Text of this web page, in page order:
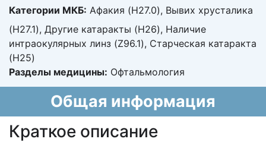
Категории МКБ: Афакия (H27.0), Вывих хрусталика
(H27.1), Другие катаракты (H26), Наличие
интраокулярных линз (Z96.1), Старческая катаракта
(H25)
Разделы медицины: Офтальмология
Общая информация
Краткое описание